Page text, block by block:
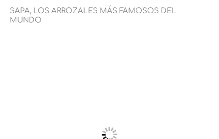
SAPA, LOS ARROZALES MÁS FAMOSOS DEL
MUNDO